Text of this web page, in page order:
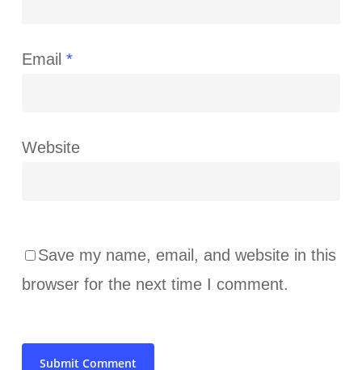
Email *
Website
Save my name, email, and website in this
browser for the next time I comment.